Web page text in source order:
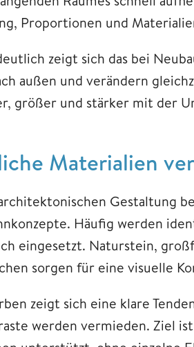
Proportionen und
zeigt sich das bei
außen und verändern
größer und stärker mit der
Materialien
Gestaltung
Häufig werden
eingesetzt. Naturstein,
sorgen für eine visuelle
zeigt sich eine klare
werden vermieden. Ziel